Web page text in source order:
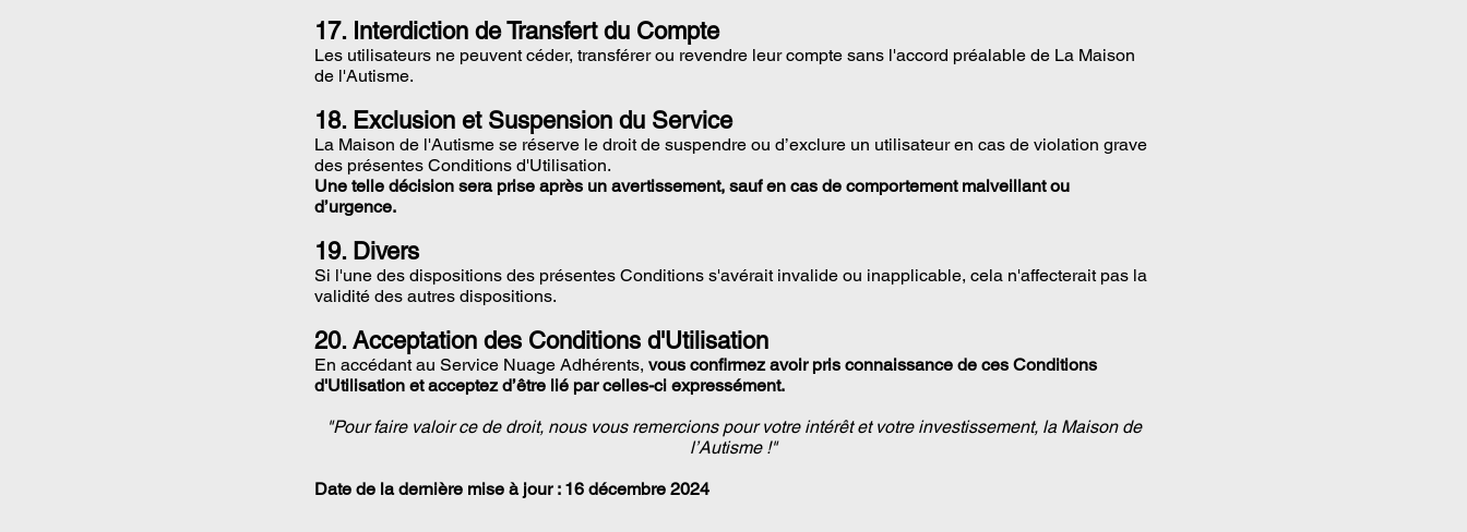
17. Interdiction de Transfert du Compte
Les utilisateurs ne peuvent céder, transférer ou revendre leur compte sans l'accord préalable de La Maison
de l'Autisme.
18. Exclusion et Suspension du Service
La Maison de l'Autisme se réserve le droit de suspendre ou d’exclure un utilisateur en cas de violation grave
des présentes Conditions d'Utilisation.
Une telle décision sera prise après un avertissement, sauf en cas de comportement malveillant ou
d’urgence.
19. Divers
Si l'une des dispositions des présentes Conditions s'avérait invalide ou inapplicable, cela n'affecterait pas la
validité des autres dispositions.
20. Acceptation des Conditions d'Utilisation
En accédant au Service Nuage Adhérents, vous confirmez avoir pris connaissance de ces Conditions
d'Utilisation et acceptez d’être lié par celles-ci expressément.
"Pour faire valoir ce de droit, nous vous remercions pour votre intérêt et votre investissement, la Maison de
l’Autisme !"
Date de la dernière mise à jour : 16 décembre 2024